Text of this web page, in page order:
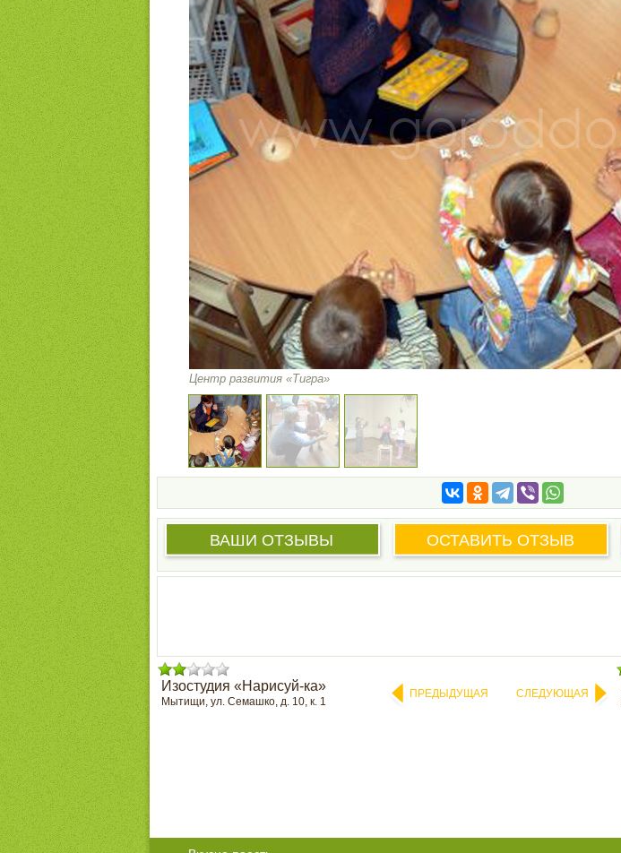
Центр развития «Тигра»
ВАШИ ОТЗЫВЫ ОСТАВИТЬ ОТЗЫВ
Изостудия «Нарисуй-ка»
Мытищи, ул. Семашко, д. 10, к. 1
ПРЕДЫДУЩАЯ СЛЕДУЮЩАЯ